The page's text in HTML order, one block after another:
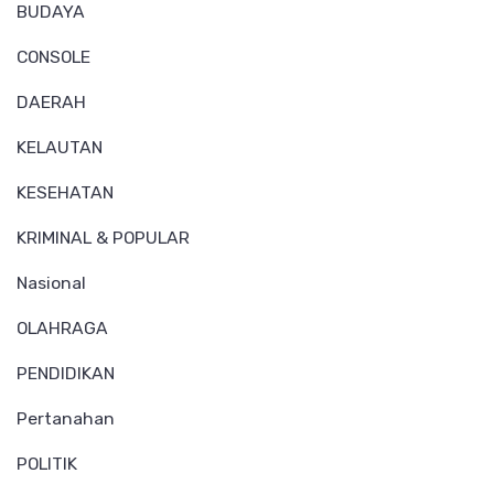
BUDAYA
CONSOLE
DAERAH
KELAUTAN
KESEHATAN
KRIMINAL & POPULAR
Nasional
OLAHRAGA
PENDIDIKAN
Pertanahan
POLITIK